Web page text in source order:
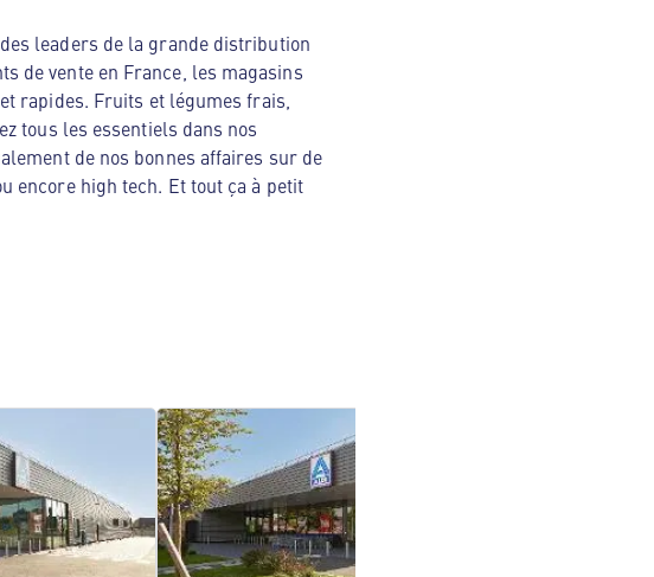
leaders de la grande distribution
de vente en France, les magasins
rapides. Fruits et légumes frais,
tous les essentiels dans nos
de nos bonnes affaires sur de
encore high tech. Et tout ça à petit